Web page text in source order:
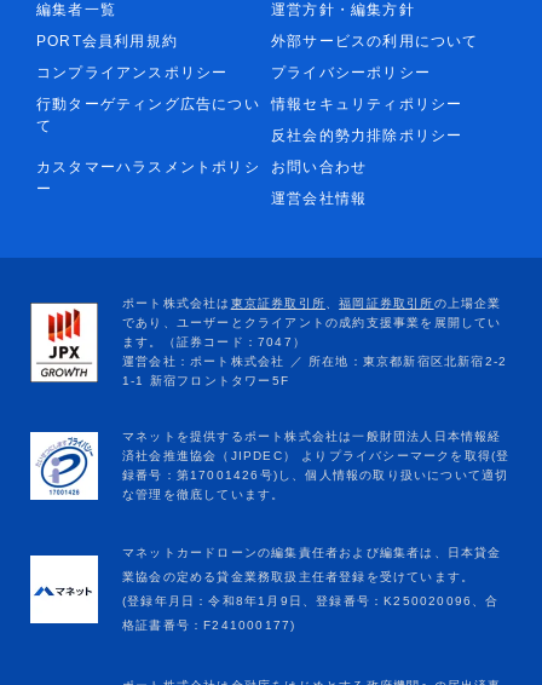
編集者一覧
運営方針・編集方針
PORT会員利用規約
外部サービスの利用について
コンプライアンスポリシー
プライバシーポリシー
行動ターゲティング広告につい
て
情報セキュリティポリシー
反社会的勢力排除ポリシー
カスタマーハラスメントポリシ
ー
お問い合わせ
運営会社情報
マネットカードローンの編集責任者および編集者は、日本貸金
業協会の定める貸金業務取扱主任者登録を受けています。
(登録年月日：令和8年1月9日、登録番号：K250020096、合
格証書番号：F241000177)